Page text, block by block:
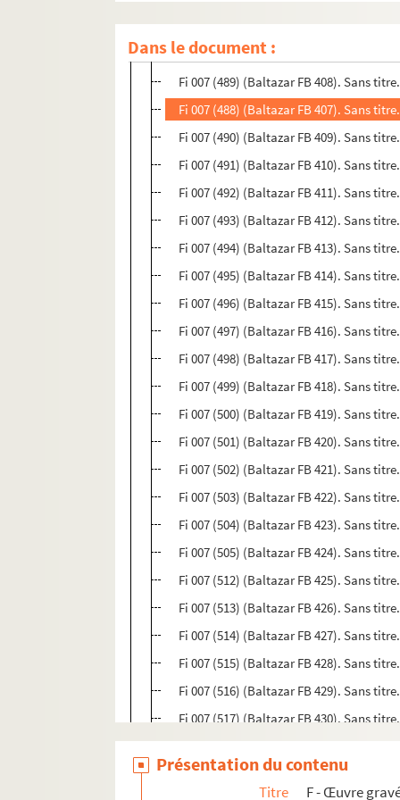
Dans le document :
Fi 007 (486) (Baltazar FB 405). Sans
Fi 007 (487) (Baltazar FB 406). Sans
Fi 007 (489) (Baltazar FB 408). Sans
Fi 007 (488) (Baltazar FB 407). Sans
Fi 007 (490) (Baltazar FB 409). Sans
Fi 007 (491) (Baltazar FB 410). Sans
Fi 007 (492) (Baltazar FB 411). Sans
Fi 007 (493) (Baltazar FB 412). Sans
Fi 007 (494) (Baltazar FB 413). Sans
Fi 007 (495) (Baltazar FB 414). Sans
Fi 007 (496) (Baltazar FB 415). Sans
Fi 007 (497) (Baltazar FB 416). Sans
Fi 007 (498) (Baltazar FB 417). Sans
Fi 007 (499) (Baltazar FB 418). Sans
Fi 007 (500) (Baltazar FB 419). Sans
Fi 007 (501) (Baltazar FB 420). Sans
Fi 007 (502) (Baltazar FB 421). Sans
Fi 007 (503) (Baltazar FB 422). Sans
Fi 007 (504) (Baltazar FB 423). Sans
Fi 007 (505) (Baltazar FB 424). Sans
Fi 007 (512) (Baltazar FB 425). Sans
Fi 007 (513) (Baltazar FB 426). Sans
Fi 007 (514) (Baltazar FB 427). Sans
Fi 007 (515) (Baltazar FB 428). Sans
Fi 007 (516) (Baltazar FB 429). Sans
Fi 007 (517) (Baltazar FB 430). Sans
Fi 007 (518) (Baltazar FB 431). Sans
Fi 007 (519) (Baltazar FB 432). Sans
Présentation du contenu
Titre F - Œuvre